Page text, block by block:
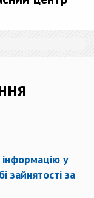
у
зайнятості за